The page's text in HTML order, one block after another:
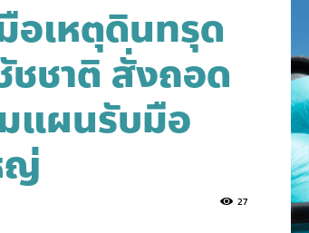
อเหตุดินทรุด
ชชาติ สั่งถอด
แผนรับมือ
ญ่
27